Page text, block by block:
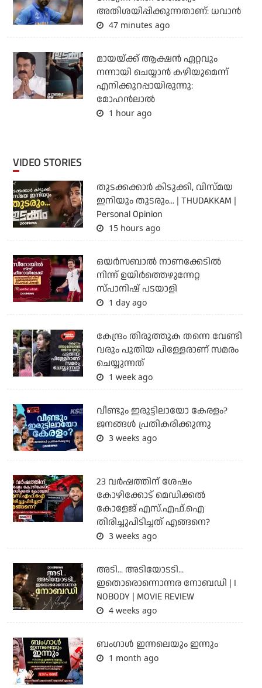
അതിശയിപ്പിക്കുന്നതാണ്: ധവാന്‍
47 minutes ago
മായയ്ക്ക് ആക്ഷന്‍ ഏറ്റവും
നന്നായി ചെയ്യാന്‍ കഴിയുമെന്ന്
എനിക്കുറപ്പായിരുന്നു:
മോഹന്‍ലാല്‍
1 hour ago
VIDEO STORIES
തുടക്കക്കാര്‍ കിടുക്കി, വിസ്മയ
ഇനിയും തുടരും... | THUDAKKAM |
Personal Opinion
15 hours ago
ഒയര്‍സബാൽ നാണക്കേടിൽ
നിന്ന് ഉയിർത്തെഴുന്നേറ്റ
സ്പാനിഷ് പടയാളി
1 day ago
കേന്ദ്രം തിരുത്തുക തന്നെ വേണ്ടി
വരും പുതിയ പിള്ളേരാണ് സമരം
ചെയ്യുന്നത്
1 week ago
വീണ്ടും ഇരുട്ടിലായോ കേരളം?
ജനങ്ങൾ പ്രതികരിക്കുന്നു
3 weeks ago
23 വർഷത്തിന് ശേഷം
കോഴിക്കോട് മെഡിക്കൽ
കോളേജ് എസ്.എഫ്.ഐ
തിരിച്ചുപിടിച്ചത് എങ്ങനെ?
3 weeks ago
അടി... അടിയോടടി...
ഇതൊരൊന്നൊന്നര നോബഡി | I
NOBODY | MOVIE REVIEW
4 weeks ago
ബംഗാള്‍ ഇന്നലെയും ഇന്നും
1 month ago